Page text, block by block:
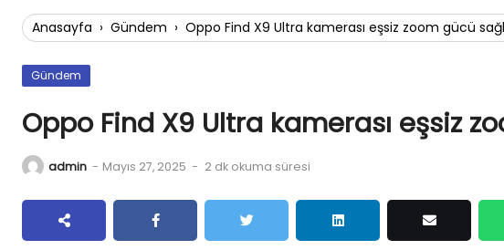
Anasayfa › Gündem › Oppo Find X9 Ultra kamerası eşsiz zoom gücü
Gündem
Oppo Find X9 Ultra kamerası eşsiz
admin - Mayıs 27, 2025 - 2 dk okuma süresi